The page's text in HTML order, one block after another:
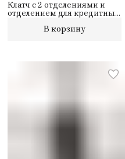
Клатч с 2 отделениями и
отделением для кредитных
В корзину